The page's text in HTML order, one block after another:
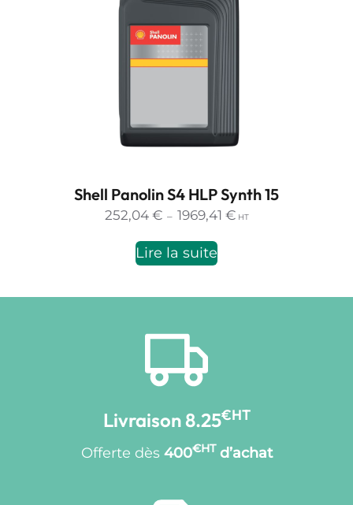
Shell Panolin S4 HLP Synth 15
252,04 € – 1969,41 €Plage
HT
Lire la suite
Livraison 8.25€HT
Offerte dès 400€HT d’achat